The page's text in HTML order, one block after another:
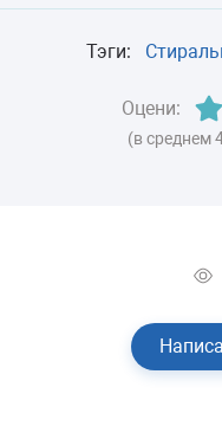
Тэги:
Оцени:
(в среднем